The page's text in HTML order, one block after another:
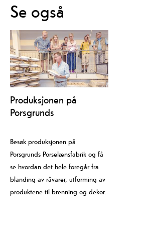
Se også
Produksjonen på
Porsgrunds
Besøk produksjonen på
Porsgrunds Porselænsfabrik og få
se hvordan det hele foregår fra
blanding av råvarer, utforming av
produktene til brenning og dekor.